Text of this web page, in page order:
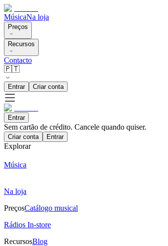
MúsicaNa loja
Preços
Recursos
Contacto
🇵🇹
Entrar Criar conta
Entrar
Sem cartão de crédito. Cancele quando quiser.
Criar conta Entrar
Explorar
Música
Na loja
PreçosCatálogo musical
Rádios In-store
RecursosBlog